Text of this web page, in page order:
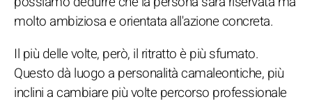
molto ambiziosa e orientata all'azione concreta.
Il più delle volte, però, il ritratto è più sfumato.
Questo dà luogo a personalità camaleontiche, più
inclini a cambiare più volte percorso professionale